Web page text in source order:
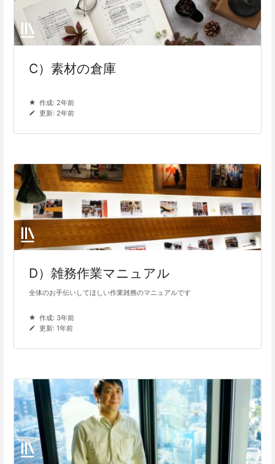
C）素材の倉庫
作成: 2年前
更新: 2年前
D）雑務作業マニュアル
全体のお手伝いしてほしい作業雑務のマニュアルです
作成: 3年前
更新: 1年前